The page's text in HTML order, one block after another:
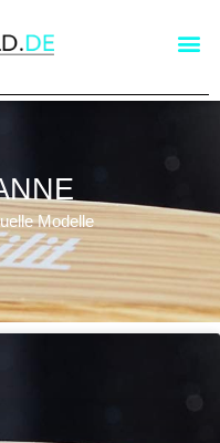
Modelle